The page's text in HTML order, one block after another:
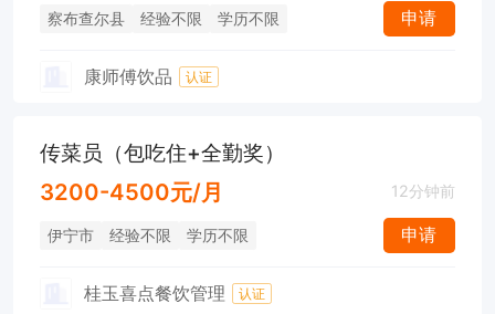
察布查尔县 经验不限 学历不限 申请
康师傅饮品 认证
传菜员（包吃住+全勤奖）
3200-4500元/月 12分钟前
伊宁市 经验不限 学历不限 申请
桂玉喜点餐饮管理 认证